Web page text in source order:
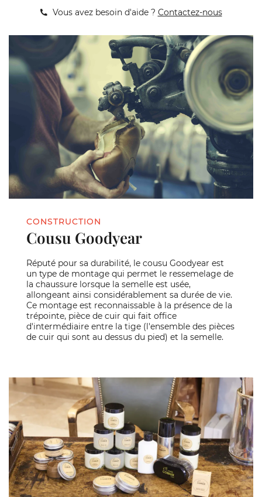
Vous avez besoin d'aide ? Contactez-nous
CONSTRUCTION
Cousu Goodyear
Réputé pour sa durabilité, le cousu Goodyear est
un type de montage qui permet le ressemelage de
la chaussure lorsque la semelle est usée,
allongeant ainsi considérablement sa durée de vie.
Ce montage est reconnaissable à la présence de la
trépointe, pièce de cuir qui fait office
d'intermédiaire entre la tige (l'ensemble des pièces
de cuir qui sont au dessus du pied) et la semelle.